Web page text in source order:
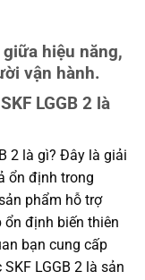
hiệu năng,
vận hành.
LGGB 2 là
2 là gì? Đây là giải
ổn định trong
phẩm hỗ trợ
định biến thiên
bạn cung cấp
LGGB 2 là sản